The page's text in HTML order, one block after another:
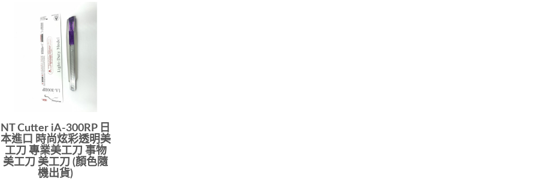
NT Cutter iA-300RP 日
本進口 時尚炫彩透明美
工刀 專業美工刀 事物
美工刀 美工刀 (顏色隨
機出貨)